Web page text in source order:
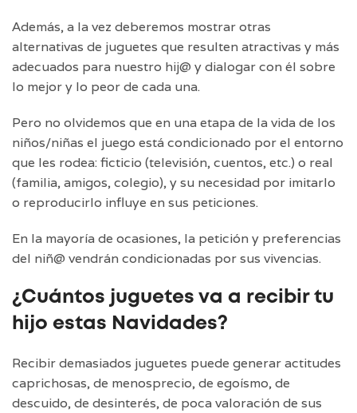
Además, a la vez deberemos mostrar otras
alternativas de juguetes que resulten atractivas y más
adecuados para nuestro hij@ y dialogar con él sobre
lo mejor y lo peor de cada una.
Pero no olvidemos que en una etapa de la vida de los
niños/niñas el juego está condicionado por el entorno
que les rodea: ficticio (televisión, cuentos, etc.) o real
(familia, amigos, colegio), y su necesidad por imitarlo
o reproducirlo influye en sus peticiones.
En la mayoría de ocasiones, la petición y preferencias
del niñ@ vendrán condicionadas por sus vivencias.
¿Cuántos juguetes va a recibir tu
hijo estas Navidades?
Recibir demasiados juguetes puede generar actitudes
caprichosas, de menosprecio, de egoísmo, de
descuido, de desinterés, de poca valoración de sus